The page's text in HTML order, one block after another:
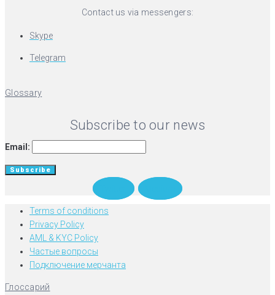
Contact us via messengers:
Skype
Telegram
Glossary
Subscribe to our news
Email:
Terms of conditions
Privacy Policy
AML & KYC Policy
Частые вопросы
Подключение мерчанта
Глоссарий